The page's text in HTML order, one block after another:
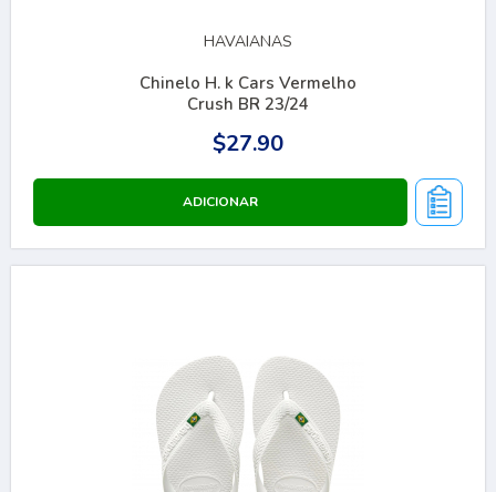
HAVAIANAS
Chinelo H. k Cars Vermelho
Crush BR 23/24
$27.90